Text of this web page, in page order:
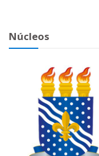
Núcleos